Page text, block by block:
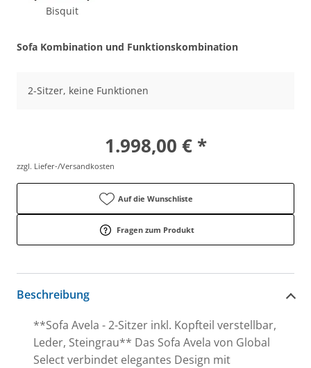
Bisquit
Sofa Kombination und Funktionskombination
2-Sitzer, keine Funktionen
1.998,00 € *
zzgl. Liefer-/Versandkosten
Auf die Wunschliste
Fragen zum Produkt
Beschreibung
**Sofa Avela - 2-Sitzer inkl. Kopfteil verstellbar,
Leder, Steingrau** Das Sofa Avela von Global
Select verbindet elegantes Design mit